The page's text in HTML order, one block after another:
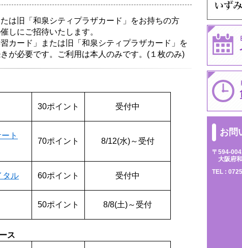
は旧「和泉シティプラザカード」をお持ちの方
しにご招待いたします。
カード」または旧「和泉シティプラザカード」を
が必要です。ご利用は本人のみです。(１枚のみ)
30ポイント 受付中
ト
70ポイント 8/12(水)～受付
タル 60ポイント 受付中
50ポイント 8/8(土)～受付
ス
お問
〒594-
大阪府
TEL :